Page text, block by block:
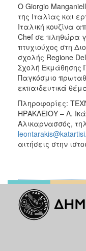
Ο Giorgio
της Ιταλίας και
Ιταλική κουζίνα
Chef σε πληθώρα
πτυχιούχος στη
σχολής Regione
Σχολή Εκμάθησης
Παγκόσμιο
εκπαιδευτικά
Πληροφορίες:
ΗΡΑΚΛΕΙΟΥ – Λ.
Αλικαρνασσός,
αιτήσεις στην